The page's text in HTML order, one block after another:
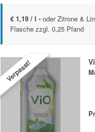
€ 1,19 / l - oder Zitrone &
Flasche zzgl. 0,25 Pfand
Verpasst!